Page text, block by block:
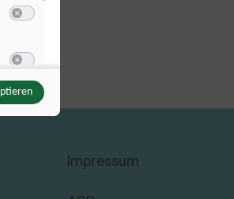
Impressum
zu Vimeo
YouTube
Switch zum Einwilligen bzw. Ablehnen des